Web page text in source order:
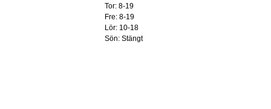
Tor: 8-19
Fre: 8-19
Lör: 10-18
Sön: Stängt